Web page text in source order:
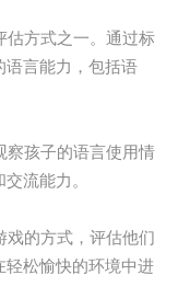
方式之一。通过标
语言能力，包括语
孩子的语言使用情
流能力。
的方式，评估他们
轻松愉快的环境中进